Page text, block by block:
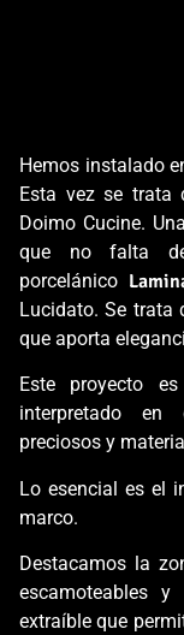
Hemos instalado
Esta vez se trata
Doimo Cucine.
que no falta
porcelánico
Lucidato. Se trata
que aporta
Este proyecto
interpretado en
preciosos y
Lo esencial es el
marco.
Destacamos la
escamoteables
extraíble que